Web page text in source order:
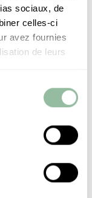
sociaux, de
celles-ci
avez fournies
de leurs